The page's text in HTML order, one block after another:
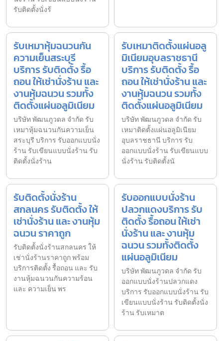
รับติดตั้งนั่งร้
รับเหมาหุ้มฉนวนกัน
ความเย็นสระบุรี
บริการ รับติดตั้ง รื้อ
ถอน ให้เช่านั่งร้าน และ
งานหุ้มฉนวน รวมทั้ง
ติดตั้งแผ่นอลูมิเนียม
บริษัท พัฒนภูวดล จำกัด รับ
เหมาหุ้มฉนวนกันความเย็น
สระบุรี บริการ รับออกแบบนั่ง
ร้าน รับเขียนแบบนั่งร้าน รับ
ติดตั้งนั่งร้าน
รับเหมาติดตั้งแผ่นอลู
มิเนียมอุบลราชธานี
บริการ รับติดตั้ง รื้อ
ถอน ให้เช่านั่งร้าน และ
งานหุ้มฉนวน รวมทั้ง
ติดตั้งแผ่นอลูมิเนียม
บริษัท พัฒนภูวดล จำกัด รับ
เหมาติดตั้งแผ่นอลูมิเนียม
อุบลราชธานี บริการ รับ
ออกแบบนั่งร้าน รับเขียนแบบ
นั่งร้าน รับติดตั้งนั
รับติดตั้งนั่งร้าน
สกลนคร รับติดตั้ง ให้
เช่านั่งร้าน และ งานหุ้ม
ฉนวน ราคาถูก
รับติดตั้งนั่งร้านสกลนคร ให้
เช่านั่งร้านราคาถูก พร้อม
บริการติดตั้ง รื้อถอน และ รับ
งานหุ้มฉนวนกันความร้อน
และ ความเย็น พร
รับออกแบบนั่งร้าน
ปลวกแดงบริการ รับ
ติดตั้ง รื้อถอน ให้เช่า
นั่งร้าน และ งานหุ้ม
ฉนวน รวมทั้งติดตั้ง
แผ่นอลูมิเนียม
บริษัท พัฒนภูวดล จำกัด รับ
ออกแบบนั่งร้านปลวกแดง
บริการ รับออกแบบนั่งร้าน รับ
เขียนแบบนั่งร้าน รับติดตั้งนั่ง
ร้าน รับเหมาต